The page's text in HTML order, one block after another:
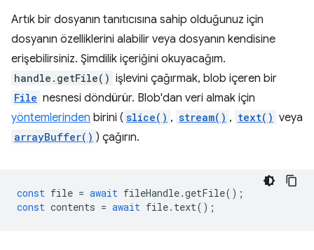
Artık bir dosyanın tanıtıcısına sahip olduğunuz için
dosyanın özelliklerini alabilir veya dosyanın kendisine
erişebilirsiniz. Şimdilik içeriğini okuyacağım.
handle.getFile() işlevini çağırmak, blob içeren bir
File nesnesi döndürür. Blob'dan veri almak için
yöntemlerinden birini ( slice() , stream() , text() veya
arrayBuffer() ) çağırın.
const file = await fileHandle.getFile();
const contents = await file. text();